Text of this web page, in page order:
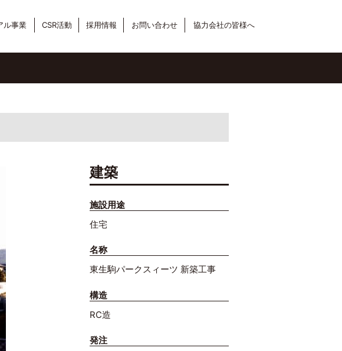
ル事業 CSR活動 採用情報 お問い合わせ 協力会社の皆様へ
建築
施設用途
住宅
名称
東生駒パークスィーツ 新築工事
構造
RC造
発注